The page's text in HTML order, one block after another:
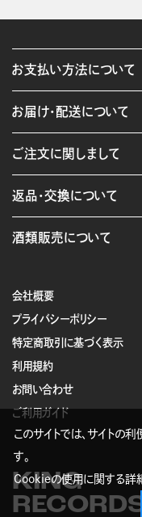
会社概要
プライバシーポリシー
特定商取引に基づく表示
利用規約
お問い合わせ
ご利用ガイド
KING
RECORDS
お支払い方法について
お届け・配送について
ご注文に関しまして
返品・交換について
酒類販売について
このサイトでは、サイトの
す。
Cookieの使用に関する詳